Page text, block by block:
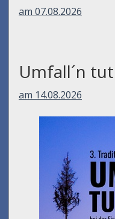
am 07.08.2026
Umfall´n tut
am 14.08.2026